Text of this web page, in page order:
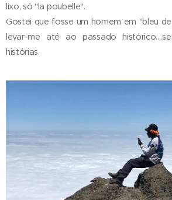
lixo, só "la poubelle".
Gostei que fosse um homem em "bleu
levar-me até ao passado
histórias.